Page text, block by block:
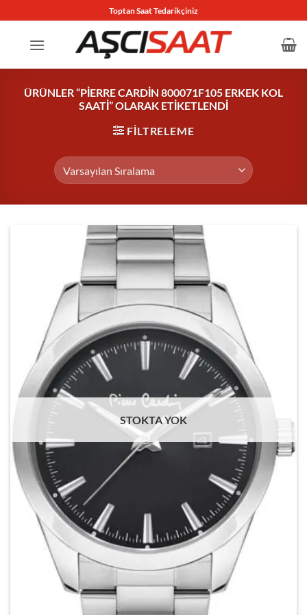
atla
Toptan Saat Tedarikçiniz
ÜRÜNLER “PIERRE CARDIN 800071F105 ERKEK KOL
SAATI” OLARAK ETIKETLENDI
FILTRELEME
STOKTA YOK